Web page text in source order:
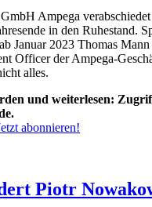
Ampega
in den Ruhestand.
Januar 2023 Thomas
Officer der Ampega-
alles.
und weiterlesen:
abonnieren!
Piotr